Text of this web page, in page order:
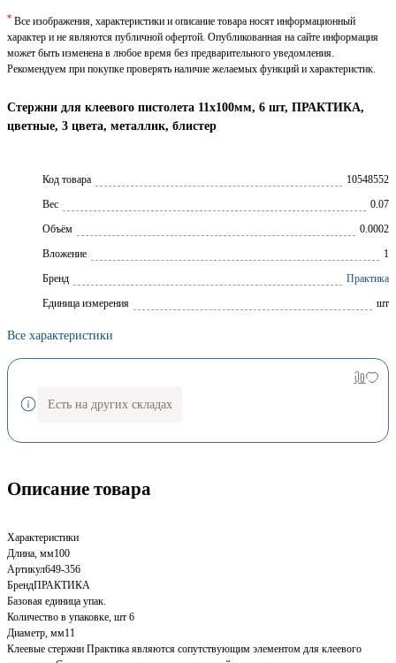
Стержни для клеевого пистолета 11х100мм, 6 шт, ПРАКТИКА,
цветные, 3 цвета, металлик, блистер
Код товара
10548552
Вес
0.07
Объём
0.0002
Вложение
1
Брeнд
Практика
Единица измерения
шт
Все характеристики
* Все изображения, характеристики и описание товара носят информационный
характер и не являются публичной офертой. Опубликованная на сайте информация
может быть изменена в любое время без предварительного уведомления.
Рекомендуем при покупке проверять наличие желаемых функций и характеристик.
Есть на других складах
Описание товара
Характеристики
Длина, мм100
Артикул649-356
БрендПРАКТИКА
Базовая единица упак.
Количество в упаковке, шт 6
Диаметр, мм11
Клеевые стержни Практика являются сопутствующим элементом для клеевого